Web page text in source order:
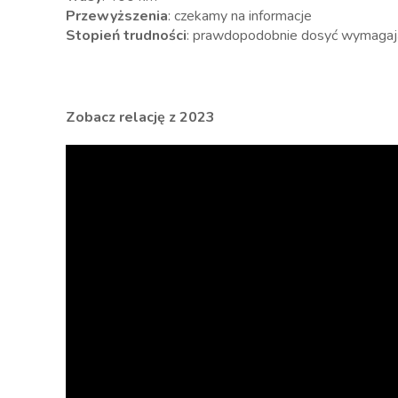
Przewyższenia: czekamy na informacje
Stopień trudności: prawdopodobnie dosyć
Zobacz relację z 2023